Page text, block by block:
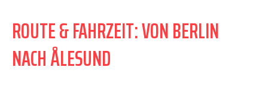
ROUTE & FAHRZEIT: VON BERLIN
NACH ÅLESUND